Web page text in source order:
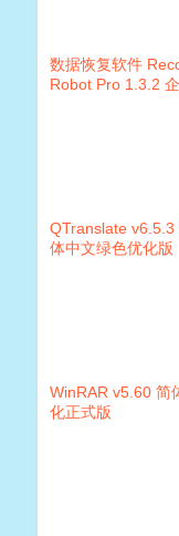
数据恢复软件
Robot Pro 1.3.2
QTranslate v6.5.3
体中文绿色优化版
WinRAR v5.60 简
化正式版